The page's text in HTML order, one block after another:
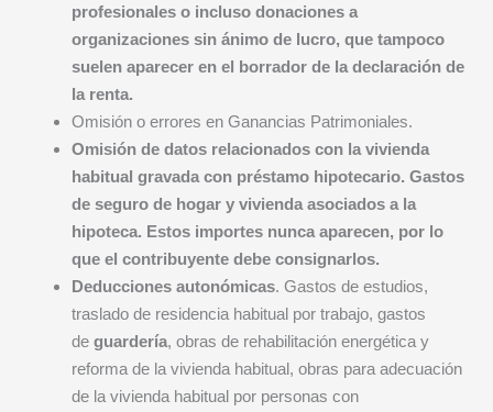
profesionales o incluso donaciones a
organizaciones sin ánimo de lucro, que tampoco
suelen aparecer en el borrador de la declaración de
la renta.
Omisión o errores en Ganancias Patrimoniales.
Omisión de datos relacionados con la vivienda
habitual gravada con préstamo hipotecario. Gastos
de seguro de hogar y vivienda asociados a la
hipoteca. Estos importes nunca aparecen, por lo
que el contribuyente debe consignarlos.
Deducciones autonómicas. Gastos de estudios,
traslado de residencia habitual por trabajo, gastos
de guardería, obras de rehabilitación energética y
reforma de la vivienda habitual, obras para adecuación
de la vivienda habitual por personas con